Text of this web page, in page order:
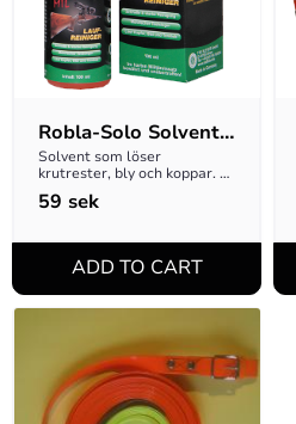
Robla-Solo Solvent,
65ml
Solvent som löser
krutrester, bly och koppar.
Testvinnare
59 sek